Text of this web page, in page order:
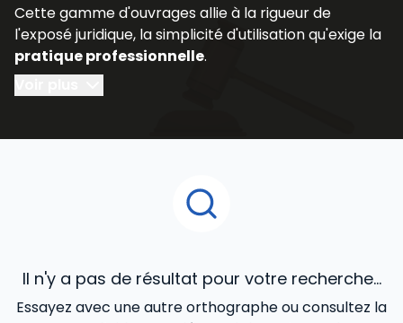
Cette gamme d'ouvrages allie à la rigueur de
l'exposé juridique, la simplicité d'utilisation qu'exige la
pratique professionnelle.
Regroupés par thèmes ou par collections, les
espace de notre catalogue en ligne, ont été confiés
pour répondre de façon cohérente à vos besoins
Il n'y a pas de résultat pour votre recherche...
Essayez avec une autre orthographe ou consultez la